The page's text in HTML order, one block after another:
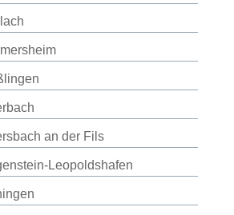
an der Fils
Leopoldshafen